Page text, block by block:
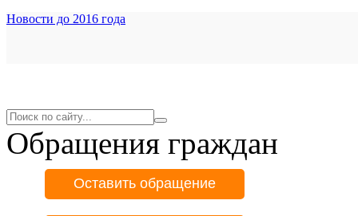
Новости до 2016 года
Обращения граждан
Оставить обращение